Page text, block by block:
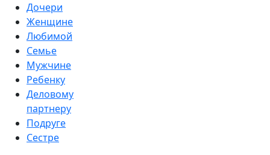
Дочери
Женщине
Любимой
Семье
Мужчине
Ребенку
Деловому
партнеру
Подруге
Сестре